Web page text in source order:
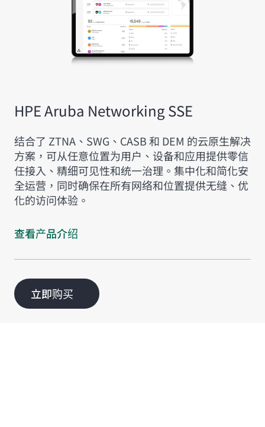
HPE Aruba Networking SSE
结合了 ZTNA、SWG、CASB 和 DEM 的云原生解决
方案，可从任意位置为用户、设备和应用提供零信
任接入、精细可见性和统一治理。集中化和简化安
全运营，同时确保在所有网络和位置提供无缝、优
化的访问体验。
查看产品介绍
立即购买